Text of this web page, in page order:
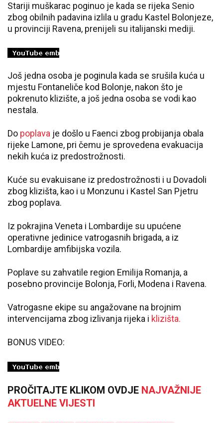
Stariji muškarac poginuo je kada se rijeka Senio
zbog obilnih padavina izlila u gradu Kastel Bolonjeze,
u provinciji Ravena, prenijeli su italijanski mediji.
Јoš jedna osoba je poginula kada se srušila kuća u
mjestu Fontaneliče kod Bolonje, nakon što je
pokrenuto klizište, a još jedna osoba se vodi kao
nestala.
Do poplava je došlo u Faenci zbog probijanja obala
rijeke Lamone, pri čemu je sprovedena evakuacija
nekih kuća iz predostrožnosti.
Kuće su evakuisane iz predostrožnosti i u Dovadoli
zbog klizišta, kao i u Monzunu i Kastel San Pjetru
zbog poplava.
Iz pokrajina Veneta i Lombardije su upućene
operativne jedinice vatrogasnih brigada, a iz
Lombardije amfibijska vozila.
Poplave su zahvatile region Emilija Romanja, a
posebno provincije Bolonja, Forli, Modena i Ravena.
Vatrogasne ekipe su angažovane na brojnim
intervencijama zbog izlivanja rijeka i klizišta.
BONUS VIDEO:
PROČITAJTE KLIKOM OVDJE NAJVAŽNIJE
AKTUELNE VIJESTI